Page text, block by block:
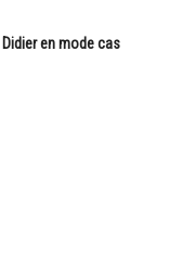
en mode cas